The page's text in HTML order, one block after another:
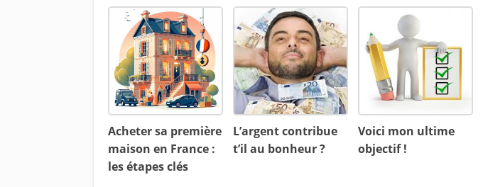
Acheter sa première
maison en France :
les étapes clés
L’argent contribue
t’il au bonheur ?
Voici mon ultime
objectif !